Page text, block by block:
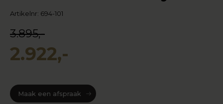
Artikelnr: 694-101
3.895,-
2.922,-
Maak een afspraak